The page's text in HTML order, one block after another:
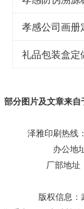
礼品包装盒定
部分图片及文章来
泽雅印刷热线
办公地
厂部地址
版权信息